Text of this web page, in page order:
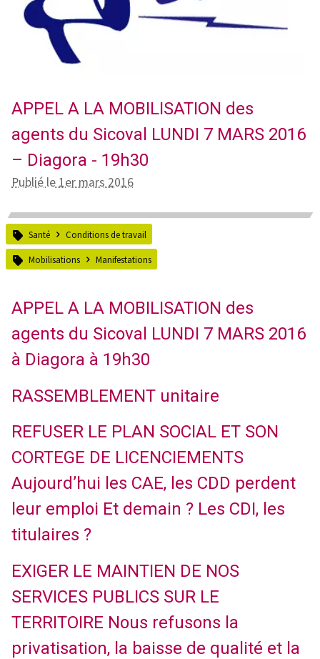
APPEL A LA MOBILISATION des
agents du Sicoval LUNDI 7 MARS 2016
– Diagora - 19h30
Publié le 1er mars 2016
Santé Conditions de travail
Mobilisations Manifestations
APPEL A LA MOBILISATION des
agents du Sicoval LUNDI 7 MARS 2016
à Diagora à 19h30
RASSEMBLEMENT unitaire
REFUSER LE PLAN SOCIAL ET SON
CORTEGE DE LICENCIEMENTS
Aujourd’hui les CAE, les CDD perdent
leur emploi Et demain ? Les CDI, les
titulaires ?
EXIGER LE MAINTIEN DE NOS
SERVICES PUBLICS SUR LE
TERRITOIRE Nous refusons la
privatisation, la baisse de qualité et la